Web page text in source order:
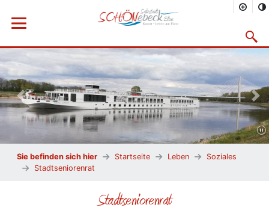
Menü öffnen
Vorheriges Bild
Sie befinden sich hier Startseite Leben
Soziales
Stadtseniorenrat
Stadtseniorenrat